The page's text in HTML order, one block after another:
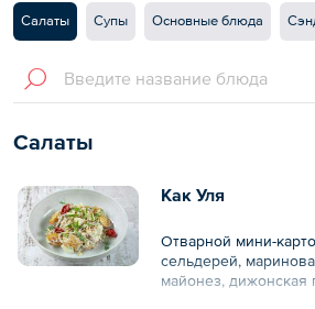
Салаты Супы Основные блюда
Салаты
Как Уля
Отварной мини-
сельдерей,
майонез, дижонская